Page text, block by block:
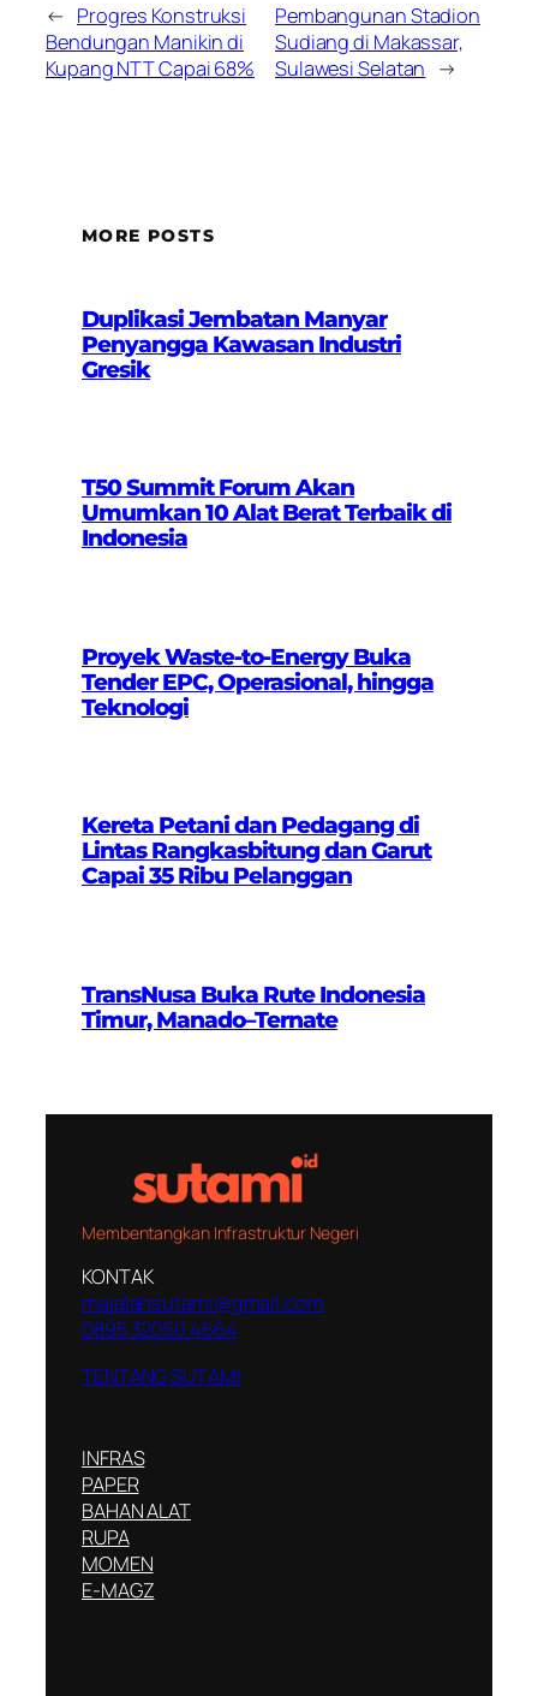
← Progres Konstruksi
Bendungan Manikin di
Kupang NTT Capai 68%
Pembangunan Stadion
Sudiang di Makassar,
Sulawesi Selatan →
MORE POSTS
Duplikasi Jembatan Manyar
Penyangga Kawasan Industri
Gresik
T50 Summit Forum Akan
Umumkan 10 Alat Berat Terbaik di
Indonesia
Proyek Waste-to-Energy Buka
Tender EPC, Operasional, hingga
Teknologi
Kereta Petani dan Pedagang di
Lintas Rangkasbitung dan Garut
Capai 35 Ribu Pelanggan
TransNusa Buka Rute Indonesia
Timur, Manado–Ternate
Membentangkan Infrastruktur Negeri
KONTAK
majalahsutami@gmail.com
0895 32050 4664
TENTANG SUTAMI
INFRAS
PAPER
BAHAN ALAT
RUPA
MOMEN
E-MAGZ